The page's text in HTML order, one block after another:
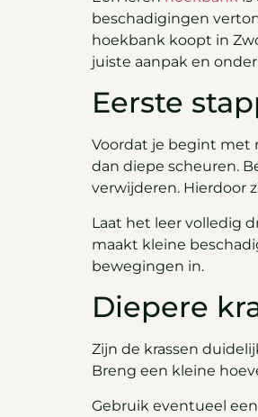
beschadigingen
hoekbank koopt in
juiste aanpak en
Eerste
Voordat je begint met
dan diepe scheuren.
verwijderen. Hierdoor
Laat het leer volledig
maakt kleine
bewegingen in.
Diepere
Zijn de krassen
Breng een kleine
Gebruik eventueel